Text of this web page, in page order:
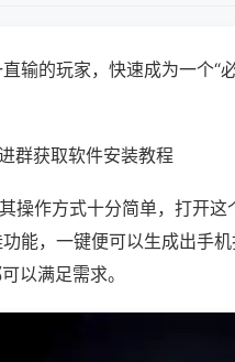
输的玩家，快速成为一个“
群获取软件安装教程
操作方式十分简单，打开
能，一键便可以生成出手
以满足需求。